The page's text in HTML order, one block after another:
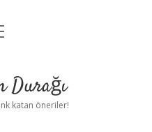
Durağı
katan öneriler!